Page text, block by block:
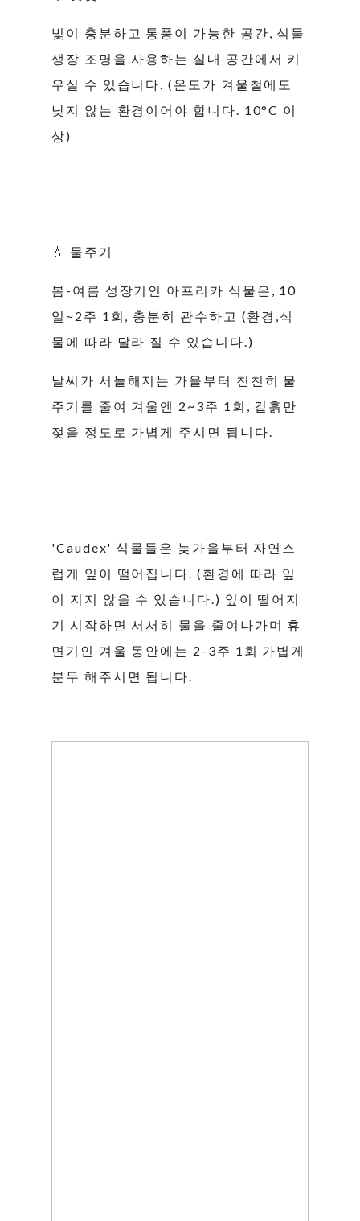
빛이 충분하고 통풍이 가능한 공간, 식물
생장 조명을 사용하는 실내 공간에서 키
우실 수 있습니다. (온도가 겨울철에도
낮지 않는 환경이어야 합니다. 10°C 이
상)
💧 물주기
봄-여름 성장기인 아프리카 식물은, 10
일~2주 1회, 충분히 관수하고 (환경,식
물에 따라 달라 질 수 있습니다.)
날씨가 서늘해지는 가을부터 천천히 물
주기를 줄여 겨울엔 2~3주 1회, 겉흙만
젖을 정도로 가볍게 주시면 됩니다.
'Caudex' 식물들은 늦가을부터 자연스
럽게 잎이 떨어집니다. (환경에 따라 잎
이 지지 않을 수 있습니다.) 잎이 떨어지
기 시작하면 서서히 물을 줄여나가며 휴
면기인 겨울 동안에는 2-3주 1회 가볍게
분무 해주시면 됩니다.